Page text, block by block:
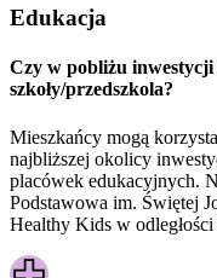
Edukacja
Czy w pobliżu
szkoły/przedszkola?
Mieszkańcy mogą
najbliższej okolicy
placówek edukacyjnych.
Podstawowa im. Świętej
Healthy Kids w odległości